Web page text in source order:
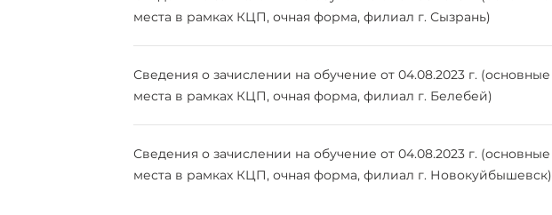
места в рамках КЦП, очная форма, филиал г. Сызрань)
Сведения о зачислении на обучение от 04.08.2023 г. (основные
места в рамках КЦП, очная форма, филиал г. Белебей)
Сведения о зачислении на обучение от 04.08.2023 г. (основные
места в рамках КЦП, очная форма, филиал г. Новокуйбышевск)